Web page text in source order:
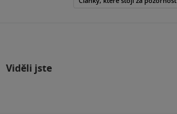
Viděli jste